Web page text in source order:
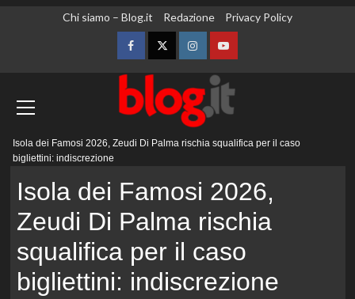
Chi siamo – Blog.it Redazione Privacy Policy
FacebookTwitterInstagramYouTube
principale
Isola dei Famosi 2026, Zeudi Di Palma rischia squalifica per il caso
bigliettini: indiscrezione
Isola dei Famosi 2026,
Zeudi Di Palma rischia
squalifica per il caso
bigliettini: indiscrezione